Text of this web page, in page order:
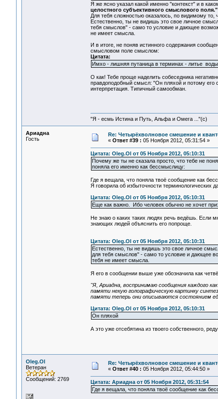
Я же ясно указал какой именно "контекст" и в
целостного субъективного смыслового поля."
Для тебя сложностью оказалось, по видимому
Естественно, ты не видишь это свое личное
тебя смыслов" - само то условие и дающее
не имеет смысла.
И в итоге, не поняв истинного содержания
смысловом поле смыслом:
Цитата:
Имхо - лишняя путаница в терминах - литье
О как! Тебе проще наделить собеседника
правдоподобный смысл: "Он пляхой и потому его
интерпретация. Типичный самообман.
"Я - есмь Истина и Путь, Альфа и Омега ..."(с)
Ариадна
Гость
Re: Четырёхволновое смешение и
« Ответ #39 : 05 Ноября 2012, 05:31:54 »
Цитата: Oleg.Ol от 05 Ноября 2012, 05:10:31
Почему же ты не сказала просто, что тебе не
поняла его именно как бессмыслицу:
Где я вещала, что поняла твоё сообщение как
Я говорила об избыточности терминологических
Цитата: Oleg.Ol от 05 Ноября 2012, 05:10:31
Еще как важно. Ибо человек обычно не хочет
Не знаю о каких таких людях речь ведёшь. Если
знающих людей объяснить его попроще.
Цитата: Oleg.Ol от 05 Ноября 2012, 05:10:31
Естественно, ты не видишь это свое личное
для тебя смыслов" - само то условие и дающее
тебя не имеет смысла.
Я его в сообщении выше уже обозначила как
"Я, Ариадна, воспринимаю сообщения каждого
памяти некую голографическую картинку
памяти теперь они описываются состоянием
Цитата: Oleg.Ol от 05 Ноября 2012, 05:10:31
Он пляхой
А это уже отсебятина из твоего собственного,
Oleg.Ol
Ветеран
Сообщений: 2769
Re: Четырёхволновое смешение и
« Ответ #40 : 05 Ноября 2012, 05:44:50 »
Цитата: Ариадна от 05 Ноября 2012, 05:31:54
Где я вещала, что поняла твоё сообщение как